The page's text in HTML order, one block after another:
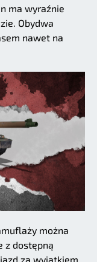
ma wyraźnie
Obydwa
nawet na
można
z dostępną
za wyjątkiem